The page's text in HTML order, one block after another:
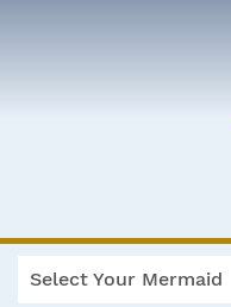
Select Your Mermaid